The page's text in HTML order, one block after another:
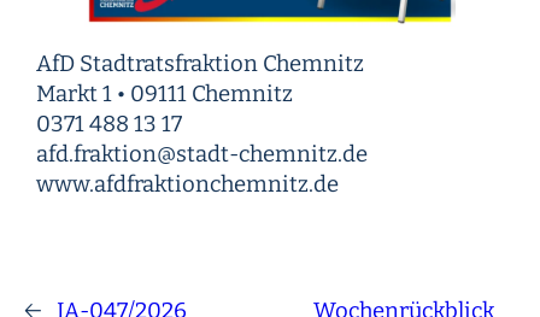
AfD Stadtratsfraktion Chemnitz
Markt 1 • 09111 Chemnitz
0371 488 13 17
afd.fraktion@stadt-chemnitz.de
www.afdfraktionchemnitz.de
← IA-047/2026 Wochenrückblick